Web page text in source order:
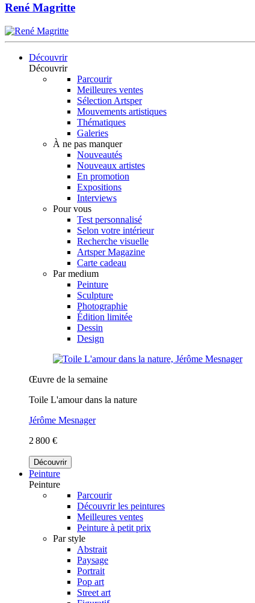
René Magritte
Découvrir
Découvrir
Parcourir
Meilleures ventes
Sélection Artsper
Mouvements artistiques
Thématiques
Galeries
À ne pas manquer
Nouveautés
Nouveaux artistes
En promotion
Expositions
Interviews
Pour vous
Test personnalisé
Selon votre intérieur
Recherche visuelle
Artsper Magazine
Carte cadeau
Par medium
Peinture
Sculpture
Photographie
Édition limitée
Dessin
Design
Œuvre de la semaine
Toile L'amour dans la nature
Jérôme Mesnager
2 800 €
Découvrir
Peinture
Peinture
Parcourir
Découvrir les peintures
Meilleures ventes
Peinture à petit prix
Par style
Abstrait
Paysage
Portrait
Pop art
Street art